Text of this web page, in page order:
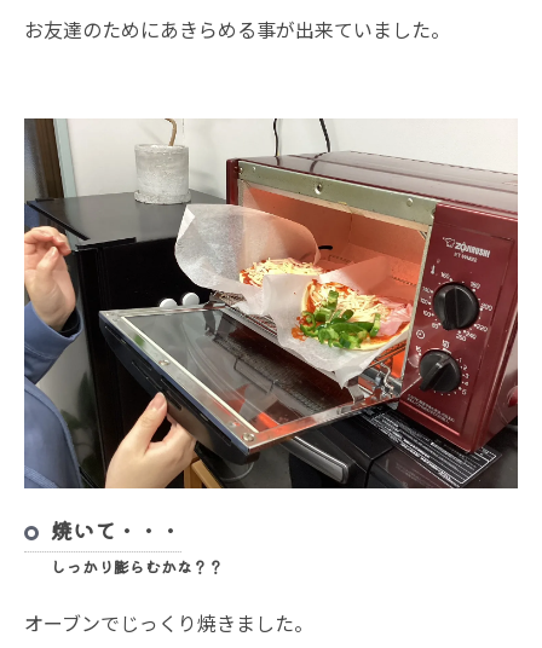
お友達のためにあきらめる事が出来ていました。
焼いて・・・
しっかり膨らむかな？？
オーブンでじっくり焼きました。